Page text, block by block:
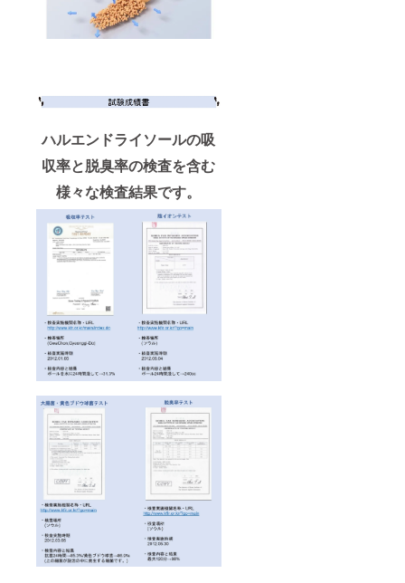
ハルエンドライソールの吸
収率と脱臭率の検査を含む
様々な検査結果です。